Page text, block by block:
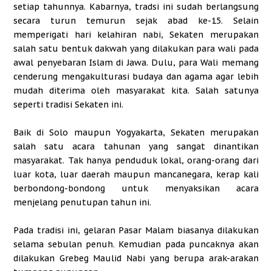
setiap tahunnya. Kabarnya, tradsi ini sudah berlangsung
secara turun temurun sejak abad ke-15. Selain
memperigati hari kelahiran nabi, Sekaten merupakan
salah satu bentuk dakwah yang dilakukan para wali pada
awal penyebaran Islam di Jawa. Dulu, para Wali memang
cenderung mengakulturasi budaya dan agama agar lebih
mudah diterima oleh masyarakat kita. Salah satunya
seperti tradisi Sekaten ini.
Baik di Solo maupun Yogyakarta, Sekaten merupakan
salah satu acara tahunan yang sangat dinantikan
masyarakat. Tak hanya penduduk lokal, orang-orang dari
luar kota, luar daerah maupun mancanegara, kerap kali
berbondong-bondong untuk menyaksikan acara
menjelang penutupan tahun ini.
Pada tradisi ini, gelaran Pasar Malam biasanya dilakukan
selama sebulan penuh. Kemudian pada puncaknya akan
dilakukan Grebeg Maulid Nabi yang berupa arak-arakan